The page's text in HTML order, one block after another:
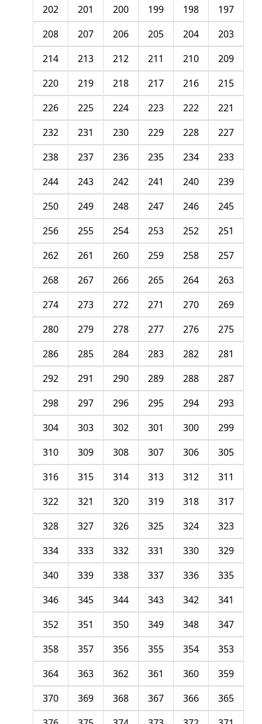
197
198
199
200
201
202
203
204
205
206
207
208
209
210
211
212
213
214
215
216
217
218
219
220
221
222
223
224
225
226
227
228
229
230
231
232
233
234
235
236
237
238
239
240
241
242
243
244
245
246
247
248
249
250
251
252
253
254
255
256
257
258
259
260
261
262
263
264
265
266
267
268
269
270
271
272
273
274
275
276
277
278
279
280
281
282
283
284
285
286
287
288
289
290
291
292
293
294
295
296
297
298
299
300
301
302
303
304
305
306
307
308
309
310
311
312
313
314
315
316
317
318
319
320
321
322
323
324
325
326
327
328
329
330
331
332
333
334
335
336
337
338
339
340
341
342
343
344
345
346
347
348
349
350
351
352
353
354
355
356
357
358
359
360
361
362
363
364
365
366
367
368
369
370